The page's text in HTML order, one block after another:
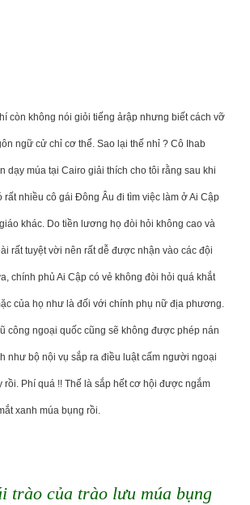
còn không nói giỏi tiếng ảrập nhưng biết cách vỡ
ngữ cử chỉ cơ thể. Sao lại thế nhỉ ? Cô Ihab
dạy múa tại Cairo giải thích cho tôi rằng sau khi
rất nhiều cô gái Đông Âu đi tìm việc làm ở Ai Cập
khác. Do tiền lương họ đòi hỏi không cao và
rất tuyệt vời nên rất dễ được nhận vào các đội
chính phủ Ai Cập có vẻ không đòi hỏi quá khắt
của họ như là đối với chính phụ nữ địa phương.
công ngoại quốc cũng sẽ không được phép nán
như bộ nội vụ sắp ra điều luật cấm người ngoại
rồi. Phí quá !! Thế là sắp hết cơ hội được ngắm
xanh múa bụng rồi.
trào của trào lưu múa bụng